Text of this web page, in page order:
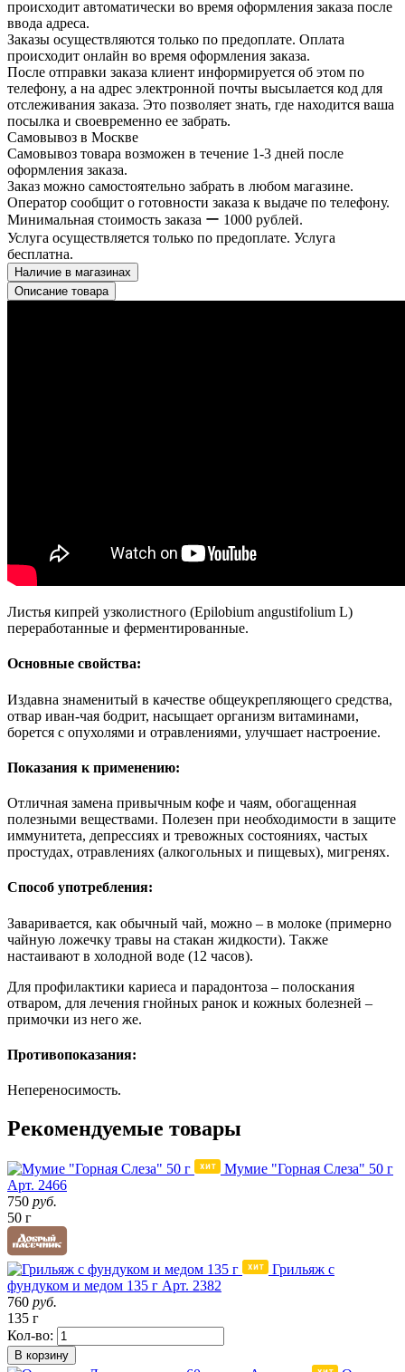
происходит автоматически во время оформления заказа после
ввода адреса.
Заказы осуществляются только по предоплате. Оплата
происходит онлайн во время оформления заказа.
После отправки заказа клиент информируется об этом по
телефону, а на адрес электронной почты высылается код для
отслеживания заказа. Это позволяет знать, где находится ваша
посылка и своевременно ее забрать.
Самовывоз в Москве
Самовывоз товара возможен в течение 1-3 дней после
оформления заказа.
Заказ можно самостоятельно забрать в любом магазине.
Оператор сообщит о готовности заказа к выдаче по телефону.
Минимальная стоимость заказа ー 1000 рублей.
Услуга осуществляется только по предоплате. Услуга
бесплатна.
Наличие в магазинах
Описание товара
Листья кипрей узколистного (Epilobium angustifolium L)
переработанные и ферментированные.
Основные свойства:
Издавна знаменитый в качестве общеукрепляющего средства,
отвар иван-чая бодрит, насыщает организм витаминами,
борется с опухолями и отравлениями, улучшает настроение.
Показания к применению:
Отличная замена привычным кофе и чаям, обогащенная
полезными веществами. Полезен при необходимости в защите
иммунитета, депрессиях и тревожных состояниях, частых
простудах, отравлениях (алкогольных и пищевых), мигренях.
Способ употребления:
Заваривается, как обычный чай, можно – в молоке (примерно
чайную ложечку травы на стакан жидкости). Также
настаивают в холодной воде (12 часов).
Для профилактики кариеса и парадонтоза – полоскания
отваром, для лечения гнойных ранок и кожных болезней –
примочки из него же.
Противопоказания:
Непереносимость.
Рекомендуемые товары
Мумие "Горная Слеза" 50 г
Арт. 2466
750 руб.
50 г
Грильяж с
фундуком и медом 135 г Арт. 2382
760 руб.
135 г
Кол-во:
В корзину